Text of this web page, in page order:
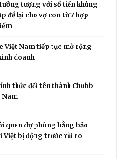
tượng với số tiền khủng
để lại cho vợ con từ 7 hợp
Việt Nam tiếp tục mở rộng
doanh
thức đổi tên thành Chubb
Nam
quen dự phòng bằng bảo
Việt bị động trước rủi ro